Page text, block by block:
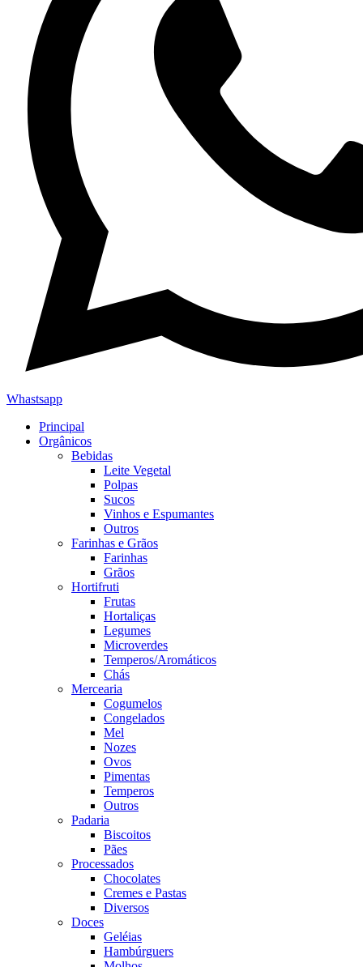
Whastsapp
Principal
Orgânicos
Bebidas
Leite Vegetal
Polpas
Sucos
Vinhos e Espumantes
Outros
Farinhas e Grãos
Farinhas
Grãos
Hortifruti
Frutas
Hortaliças
Legumes
Microverdes
Temperos/Aromáticos
Chás
Mercearia
Cogumelos
Congelados
Mel
Nozes
Ovos
Pimentas
Temperos
Outros
Padaria
Biscoitos
Pães
Processados
Chocolates
Cremes e Pastas
Diversos
Doces
Geléias
Hambúrguers